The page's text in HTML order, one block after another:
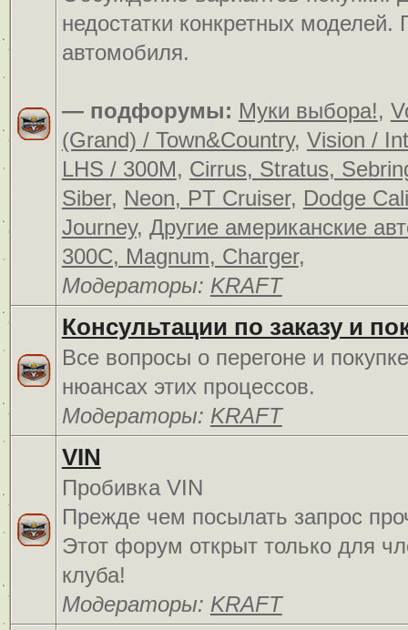
недостатки конкретных
автомобиля.
— подфорумы: Муки выбора!,
(Grand) / Town&Country, Vision /
LHS / 300M, Cirrus, Stratus,
Siber, Neon, PT Cruiser, Dodge
Journey, Другие американские
300C, Magnum, Charger,
Модераторы: KRAFT
Консультации по заказу и
Все вопросы о перегоне и
нюансах этих процессов.
Модераторы: KRAFT
VIN
Пробивка VIN
Прежде чем посылать запрос
Этот форум открыт только для
клуба!
Модераторы: KRAFT